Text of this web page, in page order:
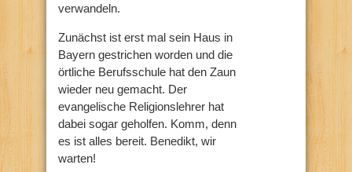
verwandeln.
Zunächst ist erst mal sein Haus in
Bayern gestrichen worden und die
örtliche Berufsschule hat den Zaun
wieder neu gemacht. Der
evangelische Religionslehrer hat
dabei sogar geholfen. Komm, denn
es ist alles bereit. Benedikt, wir
warten!